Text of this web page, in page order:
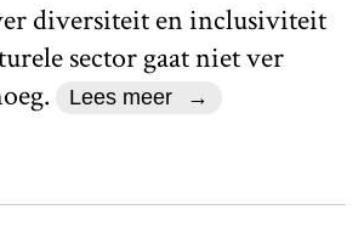
diversiteit en inclusiviteit
sector gaat niet ver
Lees meer